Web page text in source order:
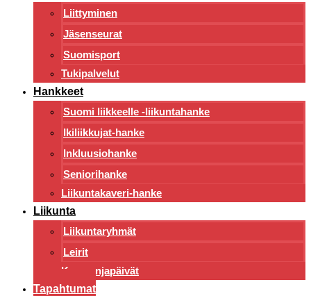
Liittyminen
Jäsenseurat
Suomisport
Tukipalvelut
Hankkeet
Suomi liikkeelle -liikuntahanke
Ikiliikkujat-hanke
Inkluusiohanke
Seniorihanke
Liikuntakaveri-hanke
Liikunta
Liikuntaryhmät
Leirit
Kampanjapäivät
Tapahtumat